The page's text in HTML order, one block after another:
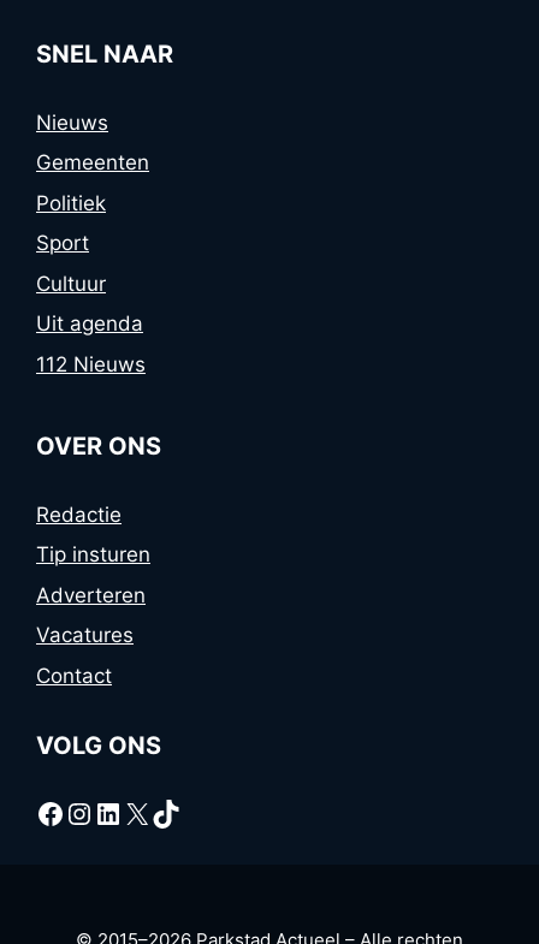
SNEL NAAR
Nieuws
Gemeenten
Politiek
Sport
Cultuur
Uit agenda
112 Nieuws
OVER ONS
Redactie
Tip insturen
Adverteren
Vacatures
Contact
VOLG ONS
Facebook
Instagram
LinkedIn
X TikTok